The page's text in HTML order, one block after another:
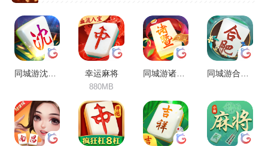
富，安全稳定，持续更新。
同城游沈阳麻将 幸运麻将
880MB
同城游诸暨包麻将